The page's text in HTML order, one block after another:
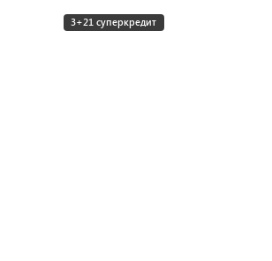
3+21 суперкредит